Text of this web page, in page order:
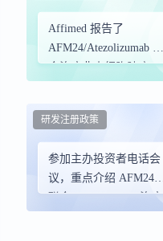
Affimed 报告了
AFM24/Atezolizumab 联
合治疗非小细胞肺癌
参加主办投资者电话会
议，重点介绍 AFM24
联合 Atezolizumab 治疗
研发注册政策